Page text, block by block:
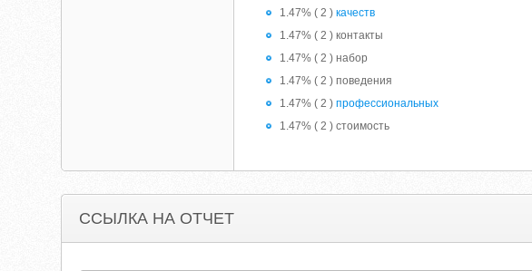
1.47% ( 2 )качеств
1.47% ( 2 ) контакты
1.47% ( 2 ) набор
1.47% ( 2 ) поведения
1.47% ( 2 )профессиональных
1.47% ( 2 ) стоимость
ССЫЛКА НА ОТЧЕТ